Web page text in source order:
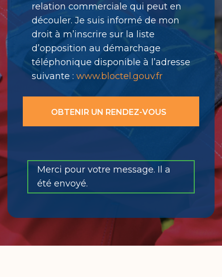
relation commerciale qui peut en
découler. Je suis informé de mon
droit à m’inscrire sur la liste
d’opposition au démarchage
téléphonique disponible à l’adresse
suivante : www.bloctel.gouv.fr
Merci pour votre message. Il a
été envoyé.